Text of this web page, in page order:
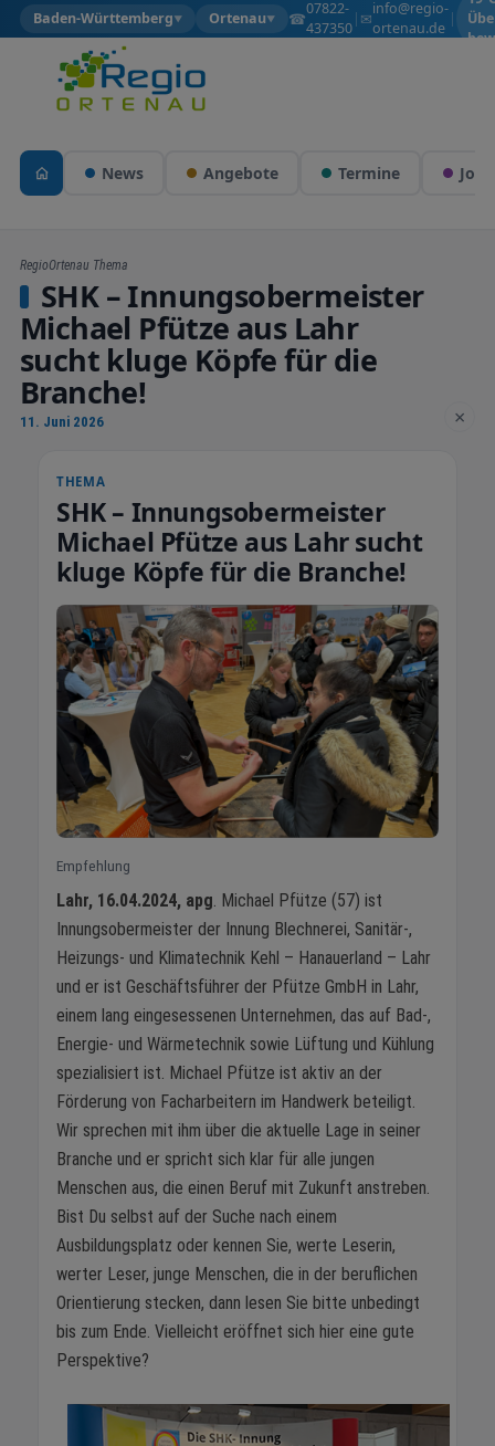
Baden-Württemberg▼ Ortenau▼ ☎07822-
437350
| ✉info@regio-
ortenau.de
|
News Angebote Termine Jobs
RegioOrtenau Thema
SHK – Innungsobermeister
Michael Pfütze aus Lahr
sucht kluge Köpfe für die
Branche!
11. Juni 2026 ×
THEMA
SHK – Innungsobermeister
Michael Pfütze aus Lahr sucht
kluge Köpfe für die Branche!
Empfehlung
Lahr, 16.04.2024, apg. Michael Pfütze (57) ist
Innungsobermeister der Innung Blechnerei, Sanitär-,
Heizungs- und Klimatechnik Kehl – Hanauerland – Lahr
und er ist Geschäftsführer der Pfütze GmbH in Lahr,
einem lang eingesessenen Unternehmen, das auf Bad-,
Energie- und Wärmetechnik sowie Lüftung und Kühlung
spezialisiert ist. Michael Pfütze ist aktiv an der
Förderung von Facharbeitern im Handwerk beteiligt.
Wir sprechen mit ihm über die aktuelle Lage in seiner
Branche und er spricht sich klar für alle jungen
Menschen aus, die einen Beruf mit Zukunft anstreben.
Bist Du selbst auf der Suche nach einem
Ausbildungsplatz oder kennen Sie, werte Leserin,
werter Leser, junge Menschen, die in der beruflichen
Orientierung stecken, dann lesen Sie bitte unbedingt
bis zum Ende. Vielleicht eröffnet sich hier eine gute
Perspektive?